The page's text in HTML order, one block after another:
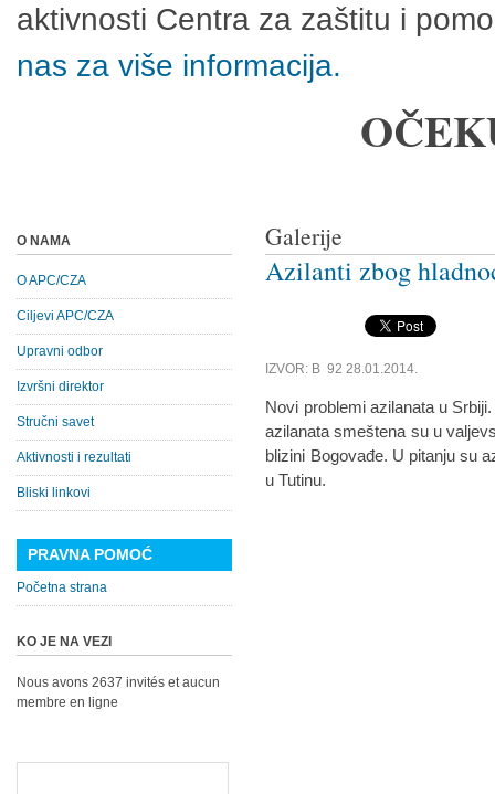
aktivnosti Centra za zaštitu i
nas za više informacija.
Galerije
Azilanti zbog
IZVOR: B 92 28.01.2014.
Novi problemi azilanata u
azilanata smeštena su u
blizini Bogovađe. U pitanju su
u Tutinu.
O NAMA
O APC/CZA
Ciljevi APC/CZA
Upravni odbor
Izvršni direktor
Stručni savet
Aktivnosti i rezultati
Bliski linkovi
PRAVNA POMOĆ
Početna strana
KO JE NA VEZI
Nous avons 2637 invités et aucun
membre en ligne